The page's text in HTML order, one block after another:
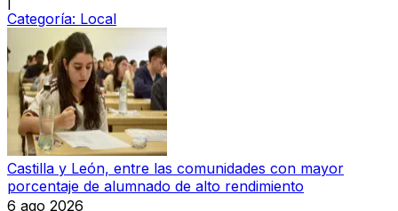
Categoría: Local
Castilla y León, entre las comunidades con mayor
porcentaje de alumnado de alto rendimiento
6 ago 2026